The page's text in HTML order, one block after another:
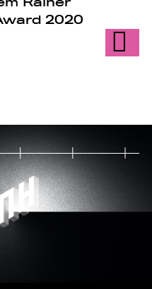
Rainer
2020